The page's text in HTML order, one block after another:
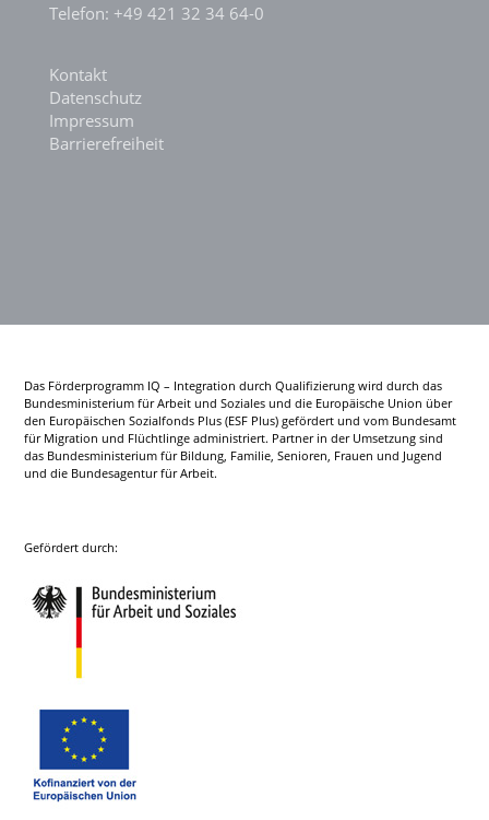
Telefon: +49 421 32 34 64-0
Kontakt
Datenschutz
Impressum
Barrierefreiheit
Das Förderprogramm IQ – Integration durch Qualifizierung wird durch das
Bundesministerium für Arbeit und Soziales und die Europäische Union über
den Europäischen Sozialfonds Plus (ESF Plus) gefördert und vom Bundesamt
für Migration und Flüchtlinge administriert. Partner in der Umsetzung sind
das Bundesministerium für Bildung, Familie, Senioren, Frauen und Jugend
und die Bundesagentur für Arbeit.
Gefördert durch: